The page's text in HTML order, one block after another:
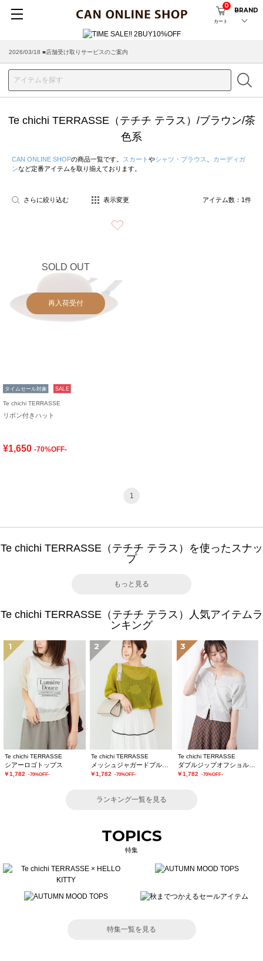
カート
0
BRAND
2026/03/18 ■店舗受け取りサービスのご案内
Te chichi TERRASSE（テチチ テラス）/ブラウン/茶
色系
CAN ONLINE SHOPの商品一覧です。 スカート やシャツ・ブラウス
カーディガ
ンなど定番アイテムを取り揃えております。
さらに絞り込む 表示変更 アイテム数： 1件
SOLD OUT
再入荷受付
タイムセール対象 SALE
Te chichi TERRASSE
リボン付きハット
¥1,650 -70%OFF-
1
Te chichi TERRASSE（テチチ テラス）を使ったスナッ
プ
もっと見る
Te chichi TERRASSE（テチチ テラス）人気アイテムラ
ンキング
1
Te chichi TERRASSE
シアーロゴトップス
￥1,782 -70%OFF-
2
Te chichi TERRASSE
￥1,782 -70%OFF-
3
Te chichi TERRASSE
ダブルジップオフショルカットトップス
￥1,782 -70%OFF-
ランキング一覧を見る
TOPICS
特集
特集一覧を見る